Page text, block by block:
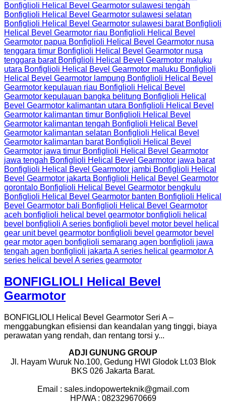
BONFIGLIOLI Helical Bevel
Gearmotor
BONFIGLIOLI Helical Bevel Gearmotor Seri A –
menggabungkan efisiensi dan keandalan yang tinggi, biaya
perawatan yang rendah, dan rentang torsi y...
ADJI GUNUNG GROUP
Jl. Hayam Wuruk No.100, Gedung HWI Glodok Lt.03 Blok
BKS 026 Jakarta Barat.
Email : sales.indopowerteknik@gmail.com
HP/WA : 082329670669